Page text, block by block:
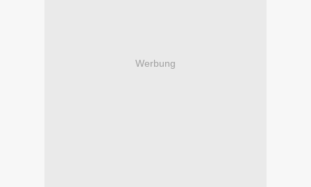
Werbung